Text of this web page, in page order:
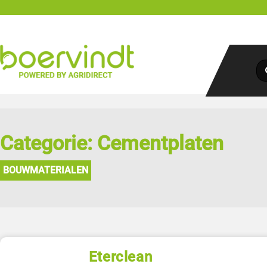
Categorie: Cementplaten
BOUWMATERIALEN
Eterclean